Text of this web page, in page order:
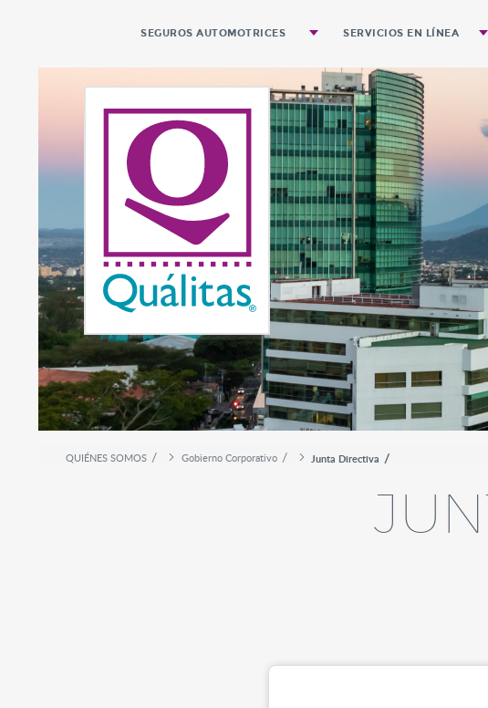
SEGUROS AUTOMOTRICES
Pickups de Carga
Equipo Pesado
Servicio Público de Pasajeros
Motocicletas
Renta Diaria
SERVICIOS EN LÍNEA
Pago de póliza
QUIÉNES SOMOS Gobierno Corporativo Junta Directiva